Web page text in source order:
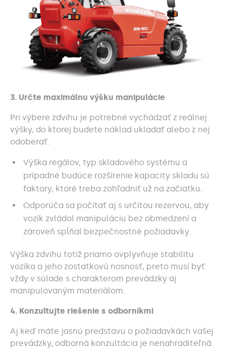
3. Určte maximálnu výšku manipulácie
Pri výbere zdvihu je potrebné vychádzať z reálnej
výšky, do ktorej budete náklad ukladať alebo z nej
odoberať.
Výška regálov, typ skladového systému a
prípadné budúce rozšírenie kapacity skladu sú
faktory, ktoré treba zohľadniť už na začiatku.
Odporúča sa počítať aj s určitou rezervou, aby
vozík zvládol manipuláciu bez obmedzení a
zároveň spĺňal bezpečnostné požiadavky.
Výška zdvihu totiž priamo ovplyvňuje stabilitu
vozíka a jeho zostatkovú nosnosť, preto musí byť
vždy v súlade s charakterom prevádzky aj
manipulovaným materiálom.
4. Konzultujte riešenie s odborníkmi
Aj keď máte jasnú predstavu o požiadavkách vašej
prevádzky, odborná konzultácia je nenahraditeľná.